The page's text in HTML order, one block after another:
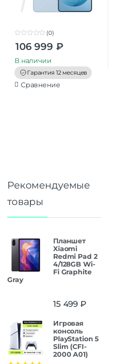
t
o
f
5
(0)
106 999 ₽
В наличии
Гарантия 12 месяцев
Сравнение
Рекомендуемые
товары
Планшет
Xiaomi
Redmi Pad 2
4/128GB Wi-
Fi Graphite
Gray
15 499 ₽
Игровая
консоль
PlayStation 5
Slim (CFI-
2000 A01)